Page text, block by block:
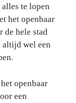
te lopen
het openbaar
de hele stad
altijd wel een
openbaar
een